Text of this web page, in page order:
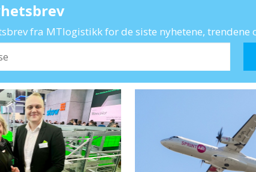
fra MTlogistikk for de siste nyhetene, trendene